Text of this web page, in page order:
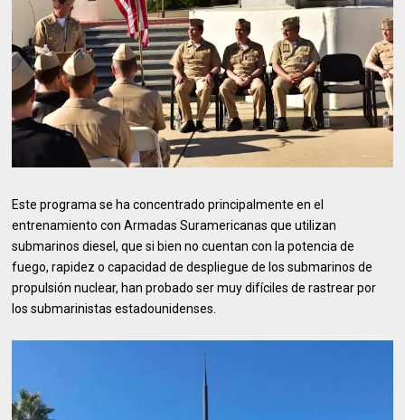
Este programa se ha concentrado principalmente en el
entrenamiento con Armadas Suramericanas que utilizan
submarinos diesel, que si bien no cuentan con la potencia de
fuego, rapidez o capacidad de despliegue de los submarinos de
propulsión nuclear, han probado ser muy difíciles de rastrear por
los submarinistas estadounidenses.